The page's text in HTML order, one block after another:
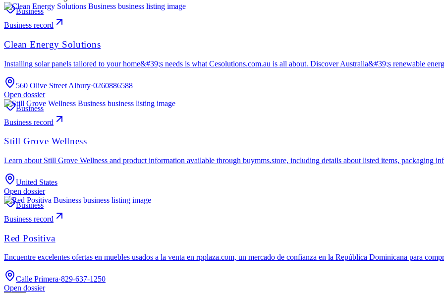
Business
Business record
Clean Energy Solutions
Installing solar panels tailored to your home&#39;s needs is what Cesolutions.com.au is all about. Discover Australia&#39;s renewable
560 Olive Street Albury·0260886588
Open dossier
Business
Business record
Still Grove Wellness
Learn about Still Grove Wellness and product information available through buymms.store, including details about listed items, packaging
United States
Open dossier
Business
Business record
Red Positiva
Encuentre excelentes ofertas en muebles usados ​​a la venta en rpplaza.com, un mercado de confianza en la República Dominicana para
Calle Primera·829-637-1250
Open dossier